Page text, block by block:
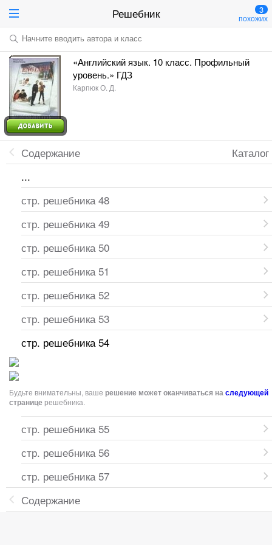
Решебник 3
похожих
Начните вводить автора и класс
«Английский язык. 10 класс. Профильный
уровень.» ГДЗ
Карпюк О. Д.
Каталог
Содержание
...
стр. решебника 48
стр. решебника 49
стр. решебника 50
стр. решебника 51
стр. решебника 52
стр. решебника 53
стр. решебника 54
Будьте внимательны, ваше решение может оканчиваться наследующей
странице решебника.
стр. решебника 55
стр. решебника 56
стр. решебника 57
Содержание